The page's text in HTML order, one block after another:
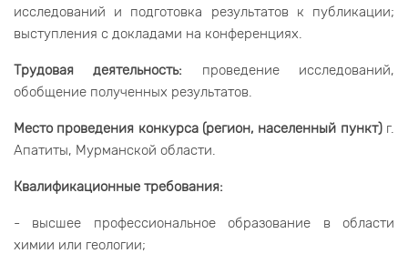
исследований и подготовка результатов к публикации;
выступления с докладами на конференциях.
Трудовая деятельность: проведение исследований,
обобщение полученных результатов.
Место проведения конкурса (регион, населенный пункт) г.
Апатиты, Мурманской области.
Квалификационные требования:
- высшее профессиональное образование в области
химии или геологии;